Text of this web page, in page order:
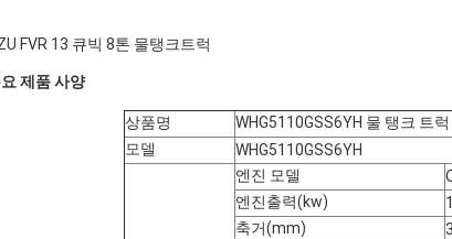
FVR 13 큐빅 8톤 물탱크트럭
요 제품 사양
상품명
WHG5110GSS6YH 물 탱크 트럭
모델
WHG5110GSS6YH
엔진 모델
엔진출력(kw)
축거(mm)